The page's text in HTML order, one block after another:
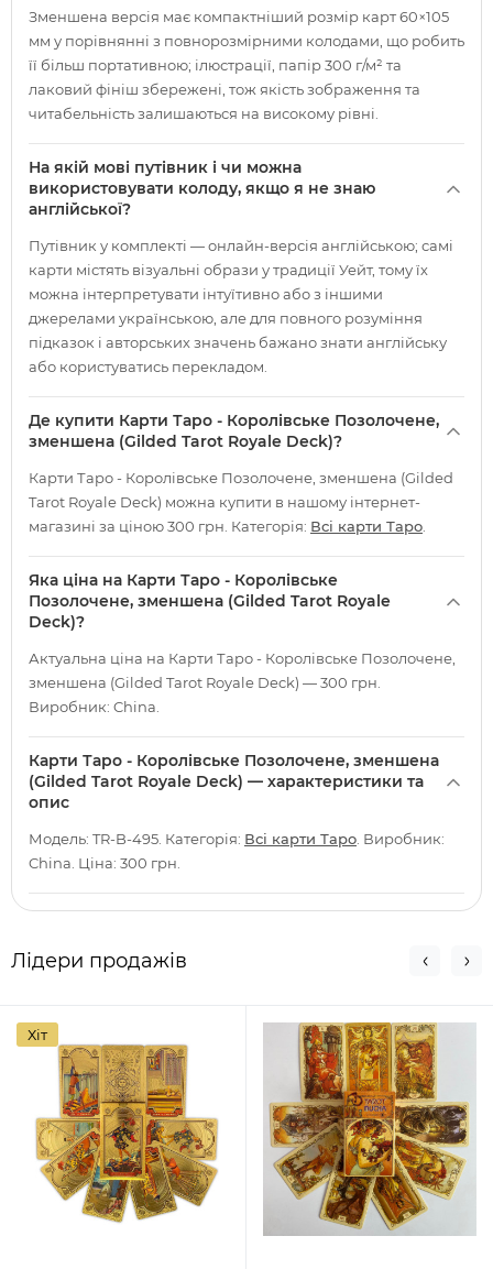
Зменшена версія має компактніший розмір карт 60×105
мм у порівнянні з повнорозмірними колодами, що робить
її більш портативною; ілюстрації, папір 300 г/м² та
лаковий фініш збережені, тож якість зображення та
читабельність залишаються на високому рівні.
На якій мові путівник і чи можна
використовувати колоду, якщо я не знаю
англійської?
Путівник у комплекті — онлайн-версія англійською; самі
карти містять візуальні образи у традиції Уейт, тому їх
можна інтерпретувати інтуїтивно або з іншими
джерелами українською, але для повного розуміння
підказок і авторських значень бажано знати англійську
або користуватись перекладом.
Де купити Карти Таро - Королівське Позолочене,
зменшена (Gilded Tarot Royale Deck)?
Карти Таро - Королівське Позолочене, зменшена (Gilded
Tarot Royale Deck) можна купити в нашому інтернет-
магазині за ціною 300 грн. Категорія: Всі карти Таро
Яка ціна на Карти Таро - Королівське
Позолочене, зменшена (Gilded Tarot Royale
Deck)?
Актуальна ціна на Карти Таро - Королівське Позолочене,
зменшена (Gilded Tarot Royale Deck) — 300 грн.
Виробник: China.
Карти Таро - Королівське Позолочене, зменшена
(Gilded Tarot Royale Deck) — характеристики та
опис
Модель: TR-B-495. Категорія: Всі карти Таро . Виробник:
China. Ціна: 300 грн.
Лідери продажів
Хіт